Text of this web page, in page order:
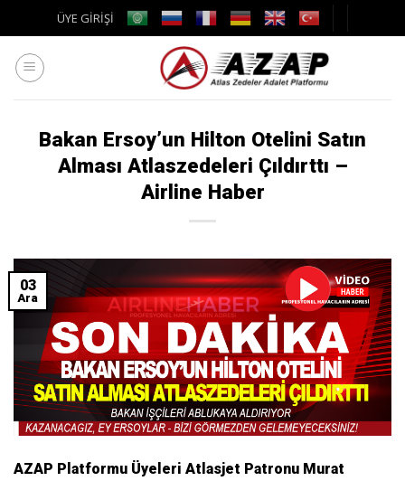
to
content
ÜYE GİRİŞİ
Bakan Ersoy’un Hilton Otelini Satın
Alması Atlaszedeleri Çıldırttı –
Airline Haber
03
Ara
AZAP Platformu Üyeleri Atlasjet Patronu Murat